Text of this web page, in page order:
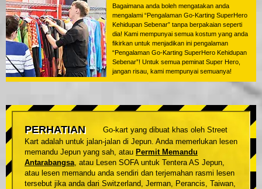
Bagaimana anda boleh mengatakan anda
mengalami “Pengalaman Go-Karting SuperHero
Kehidupan Sebenar” tanpa berpakaian seperti
dia! Kami mempunyai semua kostum yang anda
fikirkan untuk menjadikan ini pengalaman
“Pengalaman Go-Karting SuperHero Kehidupan
Sebenar”! Untuk semua peminat Super Hero,
jangan risau, kami mempunyai semuanya!
PERHATIAN
Go-kart yang dibuat khas oleh Street
Kart adalah untuk jalan-jalan di Jepun. Anda memerlukan lesen
memandu Jepun yang sah, atau Permit Memandu
Antarabangsa, atau Lesen SOFA untuk Tentera AS Jepun,
atau lesen memandu anda sendiri dan terjemahan rasmi lesen
tersebut jika anda dari Switzerland, Jerman, Perancis, Taiwan,